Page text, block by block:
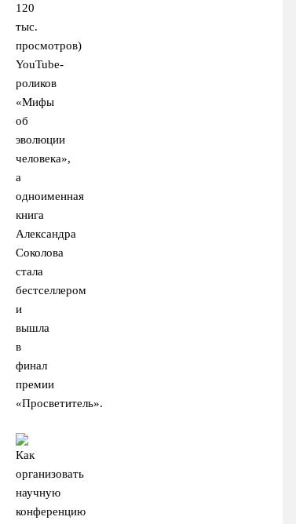
120
тыс.
просмотров)
YouTube-
роликов
«Мифы
об
эволюции
человека»,
а
одноименная
книга
Александра
Соколова
стала
бестселлером
и
вышла
в
финал
премии
«Просветитель».